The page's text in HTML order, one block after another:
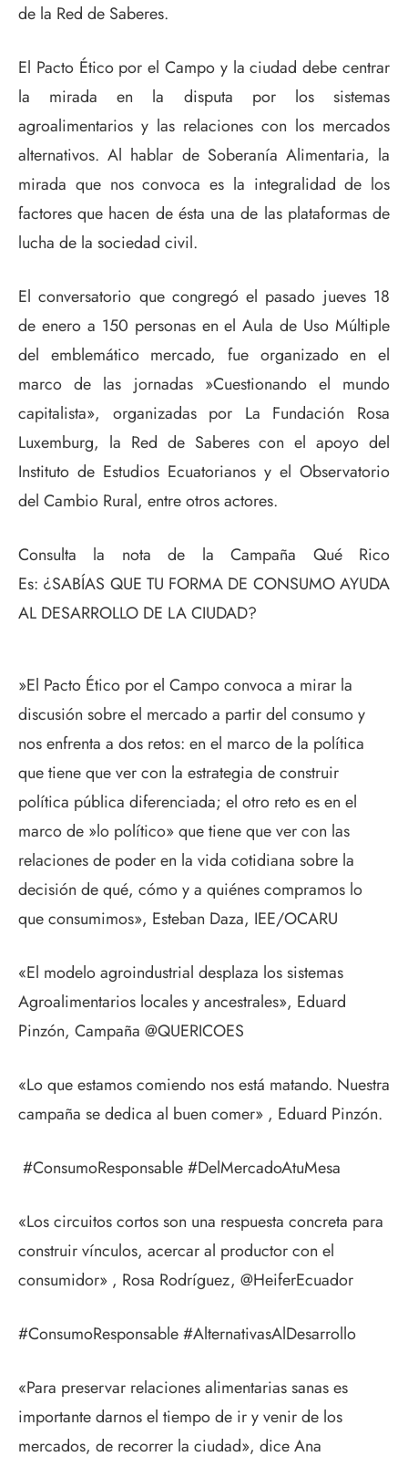
de la Red de Saberes.
El Pacto Ético por el Campo y la ciudad debe centrar
la mirada en la disputa por los sistemas
agroalimentarios y las relaciones con los mercados
alternativos. Al hablar de Soberanía Alimentaria, la
mirada que nos convoca es la integralidad de los
factores que hacen de ésta una de las plataformas de
lucha de la sociedad civil.
El conversatorio que congregó el pasado jueves 18
de enero a 150 personas en el Aula de Uso Múltiple
del emblemático mercado, fue organizado en el
marco de las jornadas »Cuestionando el mundo
capitalista», organizadas por La Fundación Rosa
Luxemburg, la Red de Saberes con el apoyo del
Instituto de Estudios Ecuatorianos y el Observatorio
del Cambio Rural, entre otros actores.
Consulta la nota de la Campaña Qué Rico
Es: ¿SABÍAS QUE TU FORMA DE CONSUMO AYUDA
AL DESARROLLO DE LA CIUDAD?
»El Pacto Ético por el Campo convoca a mirar la
discusión sobre el mercado a partir del consumo y
nos enfrenta a dos retos: en el marco de la política
que tiene que ver con la estrategia de construir
política pública diferenciada; el otro reto es en el
marco de »lo político» que tiene que ver con las
relaciones de poder en la vida cotidiana sobre la
decisión de qué, cómo y a quiénes compramos lo
que consumimos», Esteban Daza, IEE/OCARU
«El modelo agroindustrial desplaza los sistemas
Agroalimentarios locales y ancestrales», Eduard
Pinzón, Campaña @QUERICOES
«Lo que estamos comiendo nos está matando. Nuestra
campaña se dedica al buen comer» , Eduard Pinzón.
#ConsumoResponsable #DelMercadoAtuMesa
«Los circuitos cortos son una respuesta concreta para
construir vínculos, acercar al productor con el
consumidor» , Rosa Rodríguez, @HeiferEcuador
#ConsumoResponsable #AlternativasAlDesarrollo
«Para preservar relaciones alimentarias sanas es
importante darnos el tiempo de ir y venir de los
mercados, de recorrer la ciudad», dice Ana